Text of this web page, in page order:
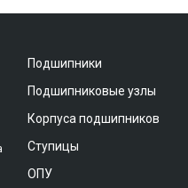
Подшипники
Подшипниковые узлы
Корпуса подшипников
Ступицы
ОПУ